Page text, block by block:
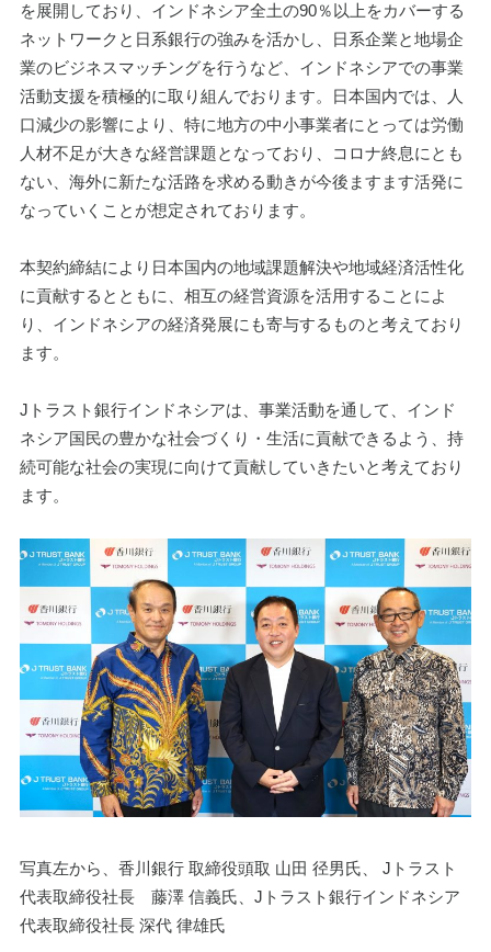
を展開しており、インドネシア全土の90％以上をカバーする
ネットワークと日系銀行の強みを活かし、日系企業と地場企
業のビジネスマッチングを行うなど、インドネシアでの事業
活動支援を積極的に取り組んでおります。日本国内では、人
口減少の影響により、特に地方の中小事業者にとっては労働
人材不足が大きな経営課題となっており、コロナ終息にとも
ない、海外に新たな活路を求める動きが今後ますます活発に
なっていくことが想定されております。
本契約締結により日本国内の地域課題解決や地域経済活性化
に貢献するとともに、相互の経営資源を活用することによ
り、インドネシアの経済発展にも寄与するものと考えており
ます。
Jトラスト銀行インドネシアは、事業活動を通して、インド
ネシア国民の豊かな社会づくり・生活に貢献できるよう、持
続可能な社会の実現に向けて貢献していきたいと考えており
ます。
写真左から、香川銀行 取締役頭取 山田 径男氏、 Jトラスト
代表取締役社長　藤澤 信義氏、Jトラスト銀行インドネシア
代表取締役社長 深代 律雄氏